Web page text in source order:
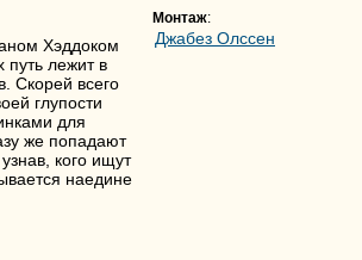
Монтаж:
Джабез Олссен
Хэддоком
лежит в
Скорей всего
глупости
для
же попадают
кого ищут
наедине